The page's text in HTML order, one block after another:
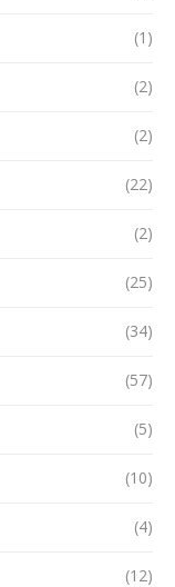
(1)
(2)
(2)
(22)
(2)
(25)
(34)
(57)
(5)
(10)
(4)
(12)